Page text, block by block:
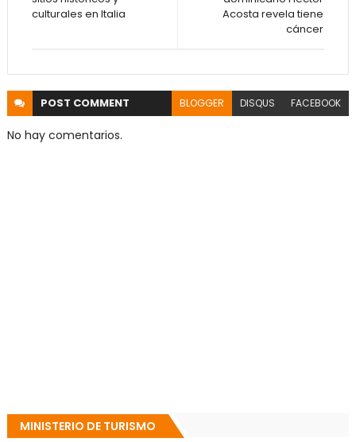
Acosta revela tiene
cáncer
culturales en Italia
POST COMMENT BLOGGER DISQUS FACEBOOK
No hay comentarios.
MINISTERIO DE TURISMO